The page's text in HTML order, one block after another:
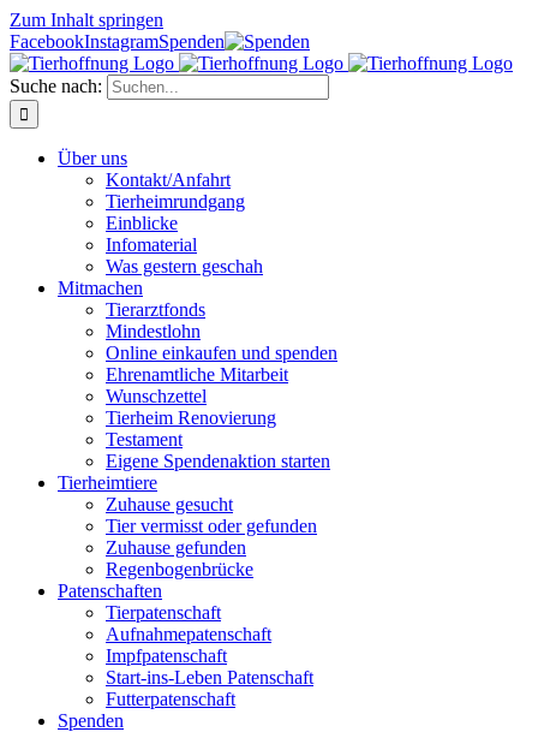
Zum Inhalt springen
FacebookInstagramSpenden
Suche nach:
Über uns
Kontakt/Anfahrt
Tierheimrundgang
Einblicke
Infomaterial
Was gestern geschah
Mitmachen
Tierarztfonds
Mindestlohn
Online einkaufen und spenden
Ehrenamtliche Mitarbeit
Wunschzettel
Tierheim Renovierung
Testament
Eigene Spendenaktion starten
Tierheimtiere
Zuhause gesucht
Tier vermisst oder gefunden
Zuhause gefunden
Regenbogenbrücke
Patenschaften
Tierpatenschaft
Aufnahmepatenschaft
Impfpatenschaft
Start-ins-Leben Patenschaft
Futterpatenschaft
Spenden